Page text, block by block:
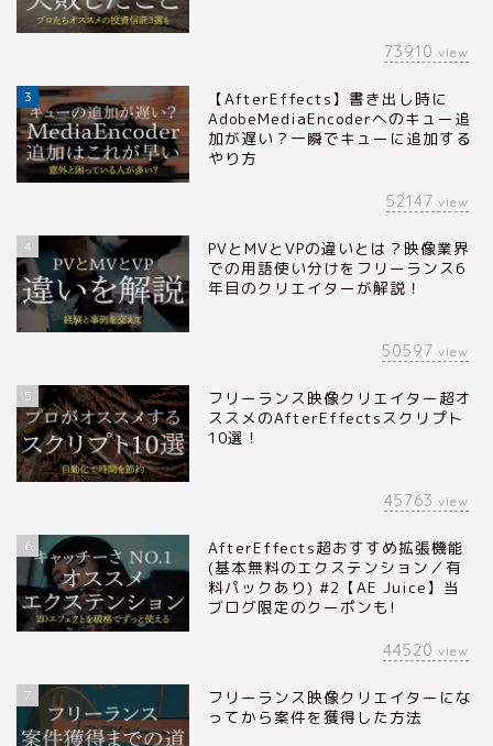
73910 view
3
【AfterEffects】書き出し時に
AdobeMediaEncoderへのキュー追
加が遅い？一瞬でキューに追加する
やり方
52147 view
4
PVとMVとVPの違いとは？映像業界
での用語使い分けをフリーランス6
年目のクリエイターが解説！
50597 view
5
フリーランス映像クリエイター超オ
ススメのAfterEffectsスクリプト
10選！
45763 view
6
AfterEffects超おすすめ拡張機能
(基本無料のエクステンション／有
料パックあり) #2【AE Juice】当
ブログ限定のクーポンも!
44520 view
7
フリーランス映像クリエイターにな
ってから案件を獲得した方法